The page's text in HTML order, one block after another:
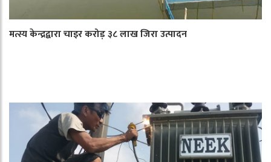
मत्स्य केन्द्रद्वारा चाइर करोड़ ३८ लाख जिरा उत्पादन